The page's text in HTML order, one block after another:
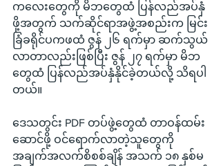
ကလေးတွေကို မိဘတွေထံ ပြန်လည်အပ်နှံ
ဖို့အတွက် သက်ဆိုင်ရာအဖွဲ့အစည်းက မြင်း
ခြံခရိုင်ပကဖထံ ဇွန် ၂၆ ရက်မှာ ဆက်သွယ်
လာတာလည်းဖြစ်ပြီး ဇွန် ၂၇ ရက်မှာ မိဘ
တွေထံ ပြန်လည်အပ်နှံနိုင်ခဲ့တယ်လို့ သိရပါ
တယ်။
ဒေသတွင်း PDF တပ်ဖွဲ့တွေထံ တာဝန်ထမ်း
ဆောင်ဖို့ ဝင်ရောက်လာတဲ့သူတွေကို
အချက်အလက်စိစစ်ချိန် အသက် ၁၈ နှစ်မ